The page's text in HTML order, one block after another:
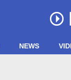
NEWS